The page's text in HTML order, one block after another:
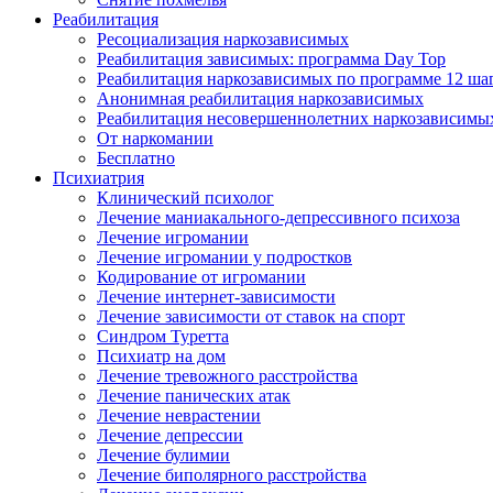
Реабилитация
Ресоциализация наркозависимых
Реабилитация зависимых: программа Day Top
Реабилитация наркозависимых по программе 12
Анонимная реабилитация наркозависимых
Реабилитация несовершеннолетних
От наркомании
Бесплатно
Психиатрия
Клинический психолог
Лечение маниакального-депрессивного психоза
Лечение игромании
Лечение игромании у подростков
Кодирование от игромании
Лечение интернет-зависимости
Лечение зависимости от ставок на спорт
Синдром Туретта
Психиатр на дом
Лечение тревожного расстройства
Лечение панических атак
Лечение неврастении
Лечение депрессии
Лечение булимии
Лечение биполярного расстройства